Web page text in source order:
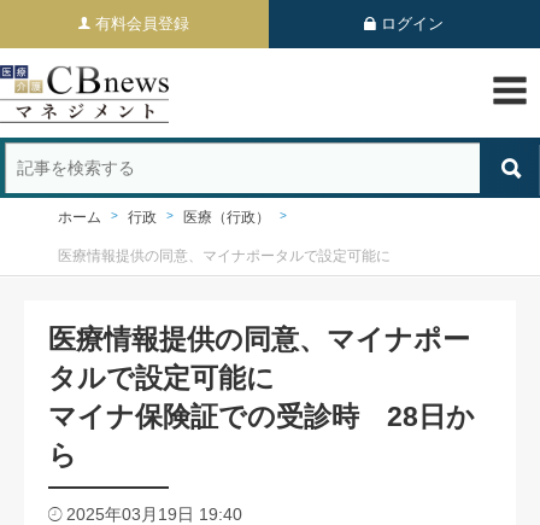
有料会員登録 ログイン
ホーム 行政 医療（行政）
医療情報提供の同意、マイナポータルで設定可能に
医療情報提供の同意、マイナポー
タルで設定可能に
マイナ保険証での受診時 28日か
ら
2025年03月19日 19:40